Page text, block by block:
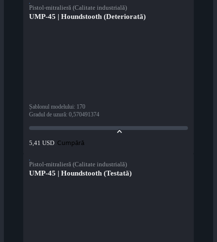
Pistol-mitralieră (Calitate industrială)
UMP-45 | Houndstooth (Deteriorată)
Șablonul modelului: 170
Gradul de uzură: 0,570491374
5,41 USD Cumpără
Pistol-mitralieră (Calitate industrială)
UMP-45 | Houndstooth (Testată)